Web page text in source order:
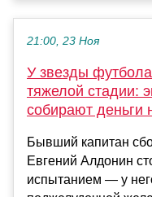
21:00, 23 Ноя
У звезды
тяжелой стадии:
собирают деньги
Бывший капитан
Евгений Алдонин
испытанием — у